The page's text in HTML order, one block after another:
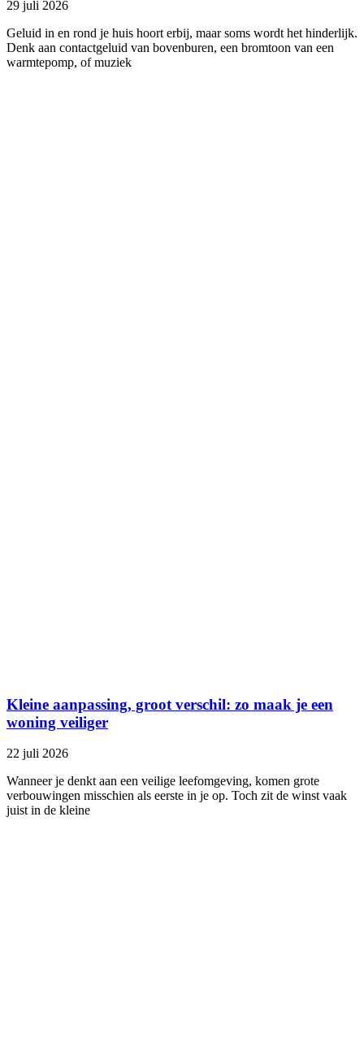
29 juli 2026
Geluid in en rond je huis hoort erbij, maar soms wordt het hinderlijk.
Denk aan contactgeluid van bovenburen, een bromtoon van een
warmtepomp, of muziek
Kleine aanpassing, groot verschil: zo maak je een
woning veiliger
22 juli 2026
Wanneer je denkt aan een veilige leefomgeving, komen grote
verbouwingen misschien als eerste in je op. Toch zit de winst vaak
juist in de kleine